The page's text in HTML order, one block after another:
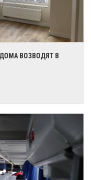
ВОЗВОДЯТ В